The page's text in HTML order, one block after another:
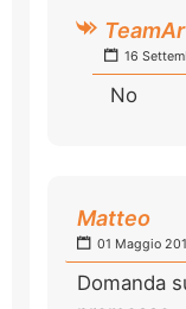
16
No
Matteo
01 Maggio
Domanda